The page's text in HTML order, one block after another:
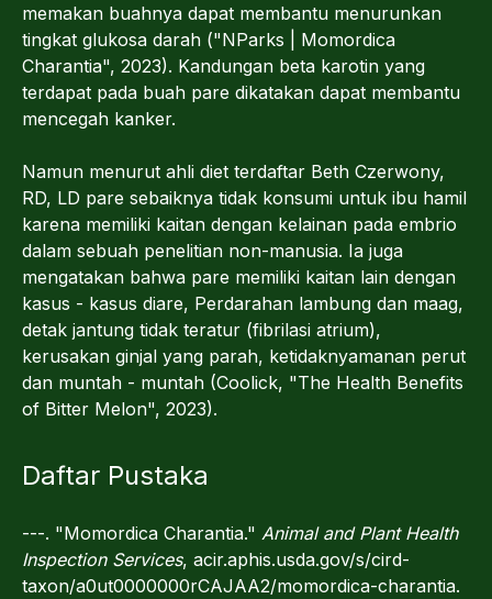
memakan buahnya dapat membantu menurunkan
tingkat glukosa darah ("NParks | Momordica
Charantia", 2023). Kandungan beta karotin yang
terdapat pada buah pare dikatakan dapat membantu
mencegah kanker.
Namun menurut ahli diet terdaftar Beth Czerwony,
RD, LD pare sebaiknya tidak konsumi untuk ibu hamil
karena memiliki kaitan dengan kelainan pada embrio
dalam sebuah penelitian non-manusia. Ia juga
mengatakan bahwa pare memiliki kaitan lain dengan
kasus - kasus diare, Perdarahan lambung dan maag,
detak jantung tidak teratur (fibrilasi atrium),
kerusakan ginjal yang parah, ketidaknyamanan perut
dan muntah - muntah (Coolick, "The Health Benefits
of Bitter Melon", 2023).
Daftar Pustaka
---. "Momordica Charantia." Animal and Plant Health
Inspection Services, acir.aphis.usda.gov/s/cird-
taxon/a0ut0000000rCAJAA2/momordica-charantia.